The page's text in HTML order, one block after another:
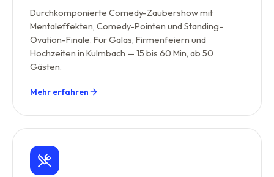
Durchkomponierte Comedy-Zaubershow mit
Mentaleffekten, Comedy-Pointen und Standing-
Ovation-Finale. Für Galas, Firmenfeiern und
Hochzeiten in Kulmbach — 15 bis 60 Min, ab 50
Gästen.
Mehr erfahren